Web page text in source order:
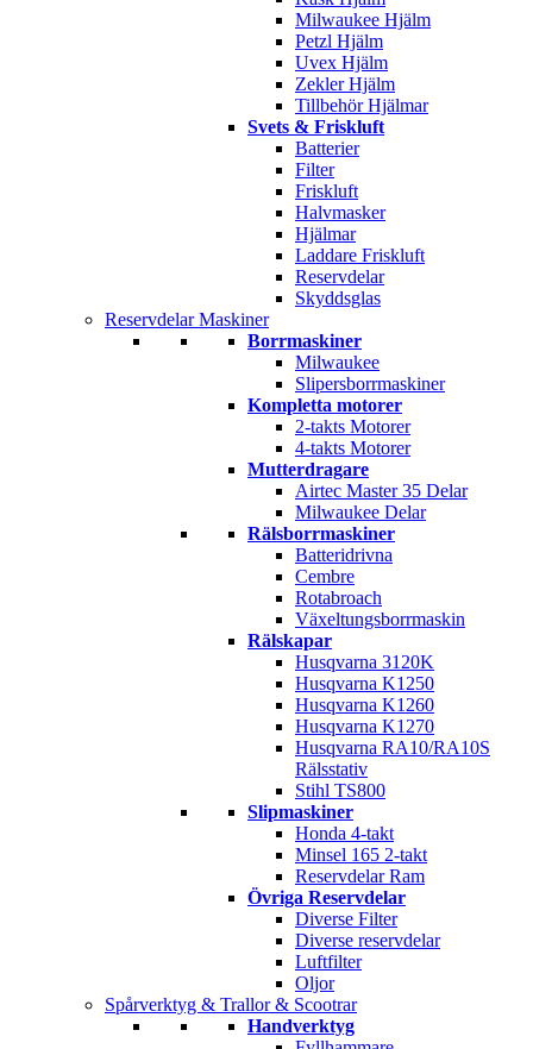
Milwaukee Hjälm
Petzl Hjälm
Uvex Hjälm
Zekler Hjälm
Tillbehör Hjälmar
Svets & Friskluft
Batterier
Filter
Friskluft
Halvmasker
Hjälmar
Laddare Friskluft
Reservdelar
Skyddsglas
Reservdelar Maskiner
Borrmaskiner
Milwaukee
Slipersborrmaskiner
Kompletta motorer
2-takts Motorer
4-takts Motorer
Mutterdragare
Airtec Master 35 Delar
Milwaukee Delar
Rälsborrmaskiner
Batteridrivna
Cembre
Rotabroach
Växeltungsborrmaskin
Rälskapar
Husqvarna 3120K
Husqvarna K1250
Husqvarna K1260
Husqvarna K1270
Husqvarna RA10/RA10S
Rälsstativ
Stihl TS800
Slipmaskiner
Honda 4-takt
Minsel 165 2-takt
Reservdelar Ram
Övriga Reservdelar
Diverse Filter
Diverse reservdelar
Luftfilter
Oljor
Spårverktyg & Trallor & Scootrar
Handverktyg